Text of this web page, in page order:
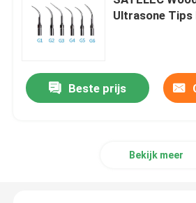
Micromotorische tandheelkunde
tand prophy lucht
Ultrasone Tips
Beste prijs
Bekijk meer